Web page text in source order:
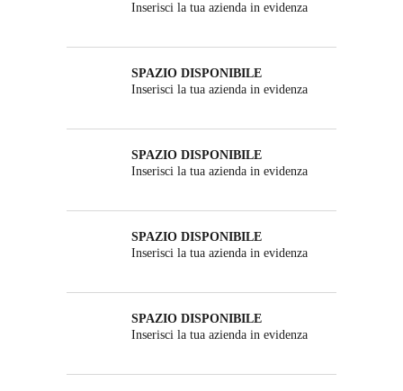
Inserisci la tua azienda in evidenza
SPAZIO DISPONIBILE
Inserisci la tua azienda in evidenza
SPAZIO DISPONIBILE
Inserisci la tua azienda in evidenza
SPAZIO DISPONIBILE
Inserisci la tua azienda in evidenza
SPAZIO DISPONIBILE
Inserisci la tua azienda in evidenza